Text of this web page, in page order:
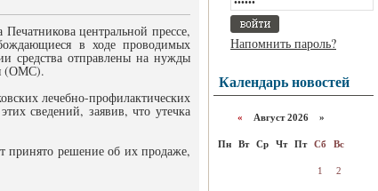
центральной прессе,
в ходе проводимых
средства отправлены на нужды
(ОМС).
лечебно-профилактических
сведений, заявив, что утечка
принято решение об их продаже,
Напомнить пароль?
Календарь новостей
« Август 2026 »
Пн Вт Ср Чт Пт Сб Вс
1 2